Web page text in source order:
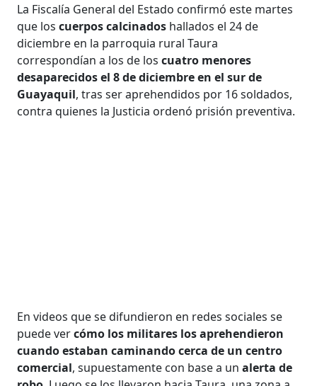
La Fiscalía General del Estado confirmó este martes
que los cuerpos calcinados hallados el 24 de
diciembre en la parroquia rural Taura
correspondían a los de loscuatro menores
desaparecidos el 8 de diciembre en el sur de
Guayaquil, tras ser aprehendidos por 16 soldados,
contra quienes la Justicia ordenó prisión preventiva.
En videos que se difundieron en redes sociales se
puede vercómo los militares los aprehendieron
cuando estaban caminando cerca de un centro
comercial, supuestamente con base a unalerta de